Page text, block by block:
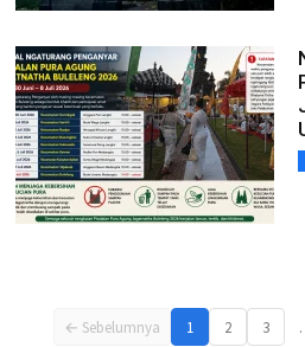
← Sebelumnya 1 2 3